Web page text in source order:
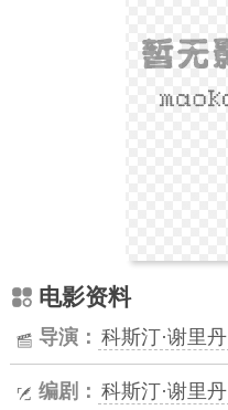
电影资料
导演： 科斯汀·谢里丹
编剧： 科斯汀·谢里丹